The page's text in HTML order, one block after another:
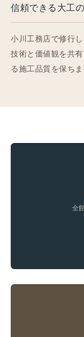
信頼できる大工
小川工務店で修行
技術と価値観を共
る施工品質を保ちま
全